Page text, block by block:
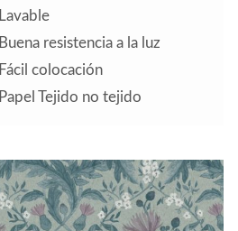
Lavable
Buena resistencia a la luz
Fácil colocación
Papel Tejido no tejido